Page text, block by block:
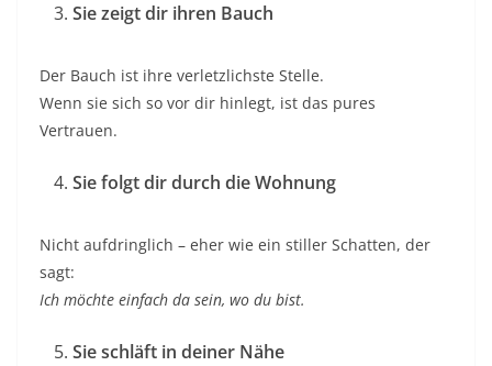
Sie zeigt dir ihren Bauch
Der Bauch ist ihre verletzlichste Stelle.
Wenn sie sich so vor dir hinlegt, ist das pures
Vertrauen.
Sie folgt dir durch die Wohnung
Nicht aufdringlich – eher wie ein stiller Schatten, der
sagt:
Ich möchte einfach da sein, wo du bist.
Sie schläft in deiner Nähe